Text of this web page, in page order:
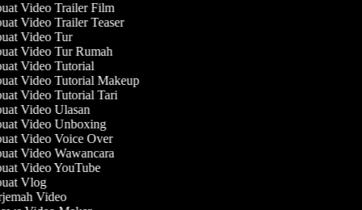
Video Trailer Film
Video Trailer Teaser
Video Tur
Video Tur Rumah
Video Tutorial
Video Tutorial Makeup
Video Tutorial Tari
Video Ulasan
Video Unboxing
Video Voice Over
Video Wawancara
Video YouTube
Vlog
Video